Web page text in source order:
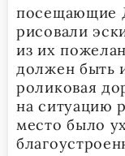
посещающие
рисовали
из их
должен быть
роликовая
на ситуацию
место было